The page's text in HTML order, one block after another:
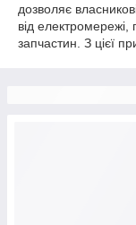
дозволяє
від електромережі,
запчастин. З цієї